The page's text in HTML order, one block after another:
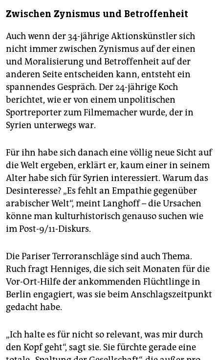
Zwischen Zynismus und Betroffenheit
Auch wenn der 34-jährige Aktionskünstler sich
nicht immer zwischen Zynismus auf der einen
und Moralisierung und Betroffenheit auf der
anderen Seite entscheiden kann, entsteht ein
spannendes Gespräch. Der 24-jährige Koch
berichtet, wie er von einem unpolitischen
Sportreporter zum Filmemacher wurde, der in
Syrien unterwegs war.
Für ihn habe sich danach eine völlig neue Sicht auf
die Welt ergeben, erklärt er, kaum einer in seinem
Alter habe sich für Syrien interessiert. Warum das
Desinteresse? „Es fehlt an Empathie gegenüber
arabischer Welt“, meint Langhoff – die Ursachen
könne man kulturhistorisch genauso suchen wie
im Post-9/11-Diskurs.
Die Pariser Terroranschläge sind auch Thema.
Ruch fragt Henniges, die sich seit Monaten für die
Vor-Ort-Hilfe der ankommenden Flüchtlinge in
Berlin engagiert, was sie beim Anschlagszeitpunkt
gedacht habe.
„Ich halte es für nicht so relevant, was mir durch
den Kopf geht“, sagt sie. Sie fürchte gerade eine